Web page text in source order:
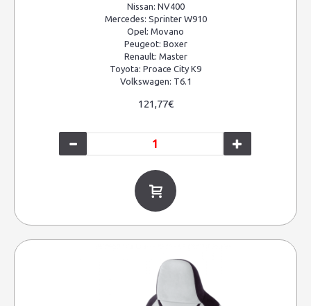
Nissan: NV400
Mercedes: Sprinter W910
Opel: Movano
Peugeot: Boxer
Renault: Master
Toyota: Proace City K9
Volkswagen: T6.1
121,77€